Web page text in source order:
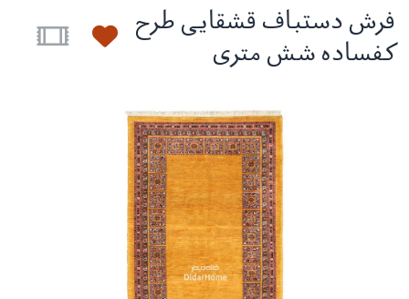
فرش دستباف قشقایی طرح
کفساده شش متری